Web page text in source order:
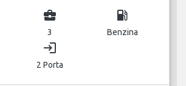
business_center
3
local_gas_station
Benzina
login
2 Porta